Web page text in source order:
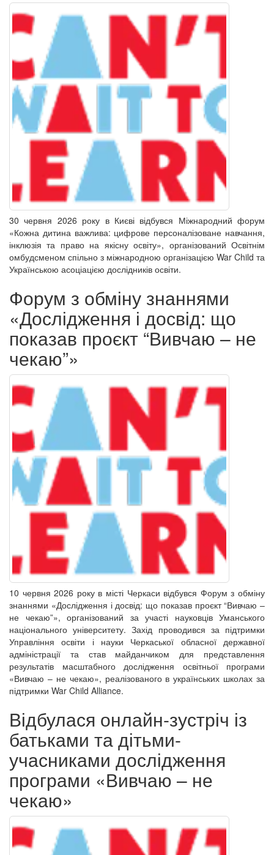
30 червня 2026 року в Києві відбувся Міжнародний форум
«Кожна дитина важлива: цифрове персоналізоване навчання,
інклюзія та право на якісну освіту», організований Освітнім
омбудсменом спільно з міжнародною організацією War Child та
Українською асоціацією дослідників освіти.
Форум з обміну знаннями
«Дослідження і досвід: що
показав проєкт “Вивчаю – не
чекаю”»
10 червня 2026 року в місті Черкаси відбувся Форум з обміну
знаннями «Дослідження і досвід: що показав проєкт “Вивчаю –
не чекаю”», організований за участі науковців Уманського
національного університету. Захід проводився за підтримки
Управління освіти і науки Черкаської обласної державної
адміністрації та став майданчиком для представлення
результатів масштабного дослідження освітньої програми
«Вивчаю – не чекаю», реалізованого в українських школах за
підтримки War Child Alliance.
Відбулася онлайн-зустріч із
батьками та дітьми-
учасниками дослідження
програми «Вивчаю – не
чекаю»